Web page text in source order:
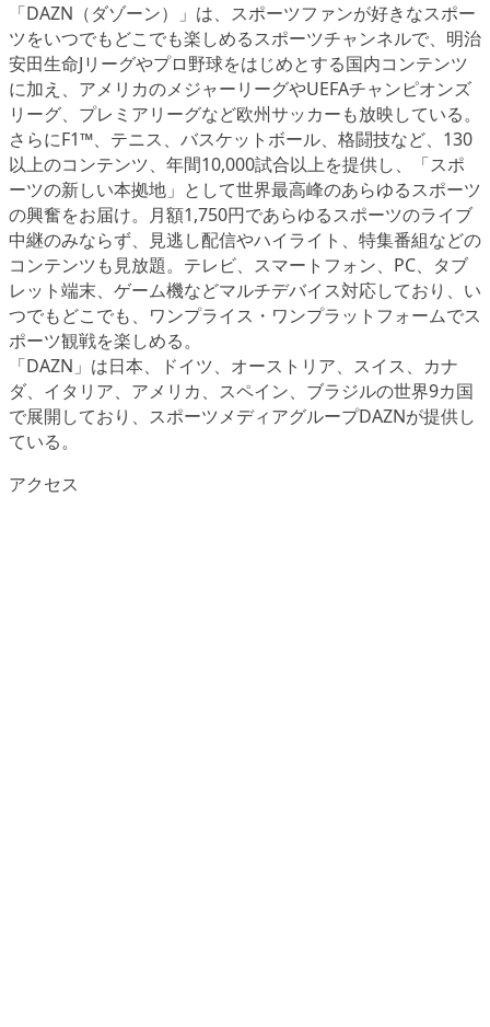
「DAZN（ダゾーン）」は、スポーツファンが好きなスポー
ツをいつでもどこでも楽しめるスポーツチャンネルで、明治
安田生命Jリーグやプロ野球をはじめとする国内コンテンツ
に加え、アメリカのメジャーリーグやUEFAチャンピオンズ
リーグ、プレミアリーグなど欧州サッカーも放映している。
さらにF1™、テニス、バスケットボール、格闘技など、130
以上のコンテンツ、年間10,000試合以上を提供し、「スポ
ーツの新しい本拠地」として世界最高峰のあらゆるスポーツ
の興奮をお届け。月額1,750円であらゆるスポーツのライブ
中継のみならず、見逃し配信やハイライト、特集番組などの
コンテンツも見放題。テレビ、スマートフォン、PC、タブ
レット端末、ゲーム機などマルチデバイス対応しており、い
つでもどこでも、ワンプライス・ワンプラットフォームでス
ポーツ観戦を楽しめる。
「DAZN」は日本、ドイツ、オーストリア、スイス、カナ
ダ、イタリア、アメリカ、スペイン、ブラジルの世界9カ国
で展開しており、スポーツメディアグループDAZNが提供し
ている。
アクセス